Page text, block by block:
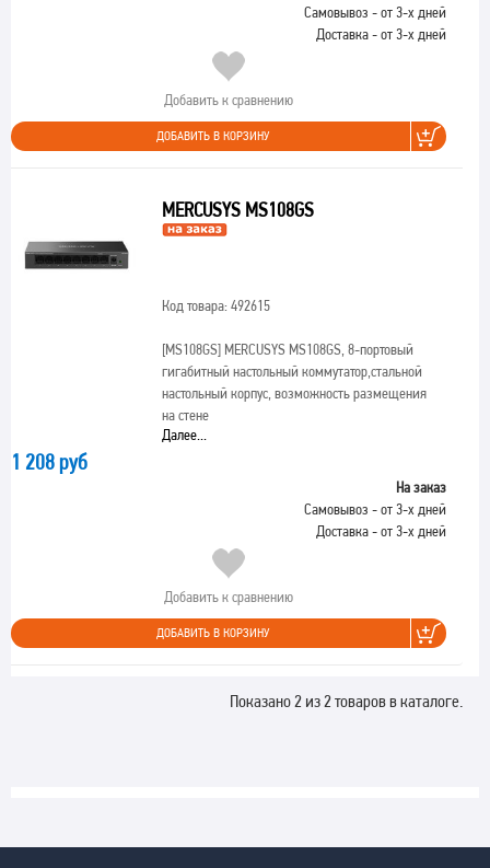
Самовывоз - от 3-х дней
Доставка - от 3-х дней
Добавить к сравнению
ДОБАВИТЬ В КОРЗИНУ
MERCUSYS MS108GS
Код товара: 492615
[MS108GS] MERCUSYS MS108GS, 8-портовый
гигабитный настольный коммутатор,стальной
настольный корпус, возможность размещения
на стене
Далее...
1 208 руб
На заказ
Самовывоз - от 3-х дней
Доставка - от 3-х дней
Добавить к сравнению
ДОБАВИТЬ В КОРЗИНУ
Показано 2 из 2 товаров в каталоге.